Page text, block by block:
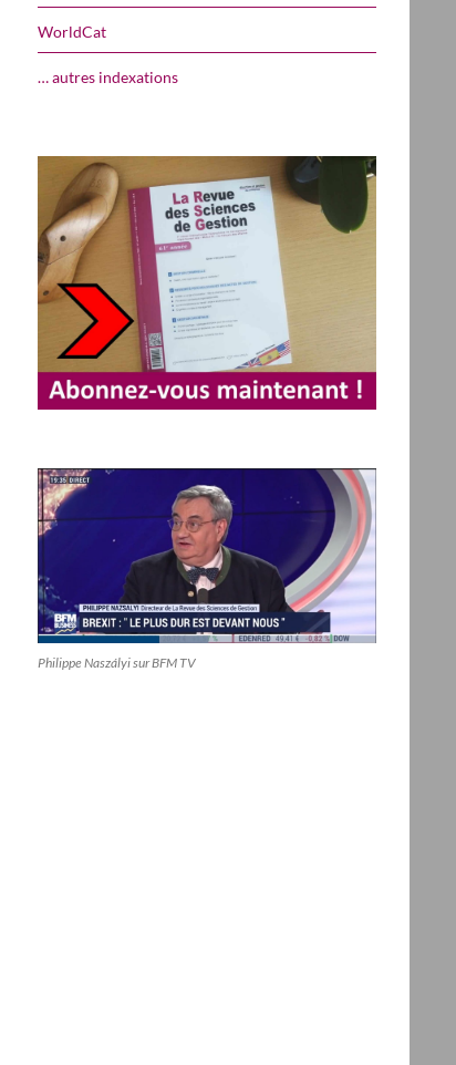
WorldCat
… autres indexations
Philippe Naszályi sur BFM TV